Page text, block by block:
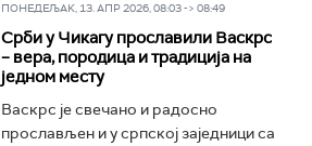
ПОНЕДЕЉАК, 13. АПР 2026, 08:03 -> 08:49
Срби у Чикагу прославили Васкрс
– вера, породица и традиција на
једном месту
Васкрс је свечано и радосно
прослављен и у српској заједници са